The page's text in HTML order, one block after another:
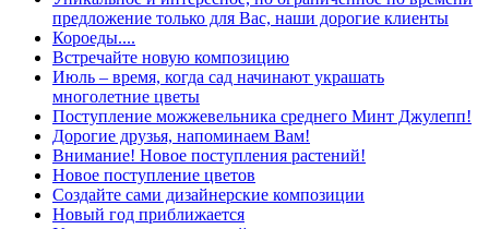
предложение только для Вас, наши дорогие клиенты
Короеды....
Встречайте новую композицию
Июль – время, когда сад начинают украшать
многолетние цветы
Поступление можжевельника среднего Минт Джулепп!
Дорогие друзья, напоминаем Вам!
Внимание! Новое поступления растений!
Новое поступление цветов
Создайте сами дизайнерские композиции
Новый год приближается